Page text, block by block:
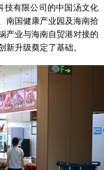
技有限公司的中国汤文化
南国健康产业园及海南拾
产业与海南自贸港对接的
升级奠定了基础。